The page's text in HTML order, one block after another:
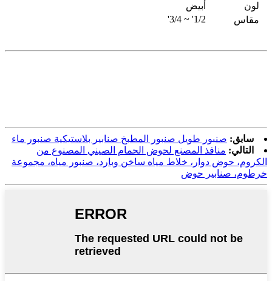
لون
أبيض
مقاس
1/2' ~ 3/4'
سابق: صنبور طويل صنبور المطبخ صنابير بلاستيكية صنبور ماء
التالي: منافذ المصنع لحوض الحمام الصيني المصنوع من
الكروم، حوض دوار، خلاط مياه ساخن وبارد، صنبور مياه، مجموعة
خرطوم، صنابير حوض